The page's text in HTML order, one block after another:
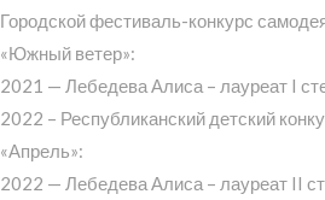
Городской фестиваль-конкурс
«Южный ветер»:
2021 — Лебедева Алиса – лауреат I
2022 – Республиканский детский
«Апрель»:
2022 — Лебедева Алиса – лауреат II